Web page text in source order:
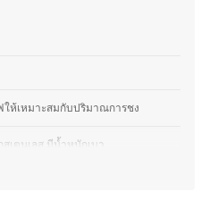
ละแบ่งปันความรู้ผ่านบทความด้าน
ด้อีกด้วย
ห้เหมาะสมกับปริมาณการชง
เตนเลส มีน้ำหนักเบา